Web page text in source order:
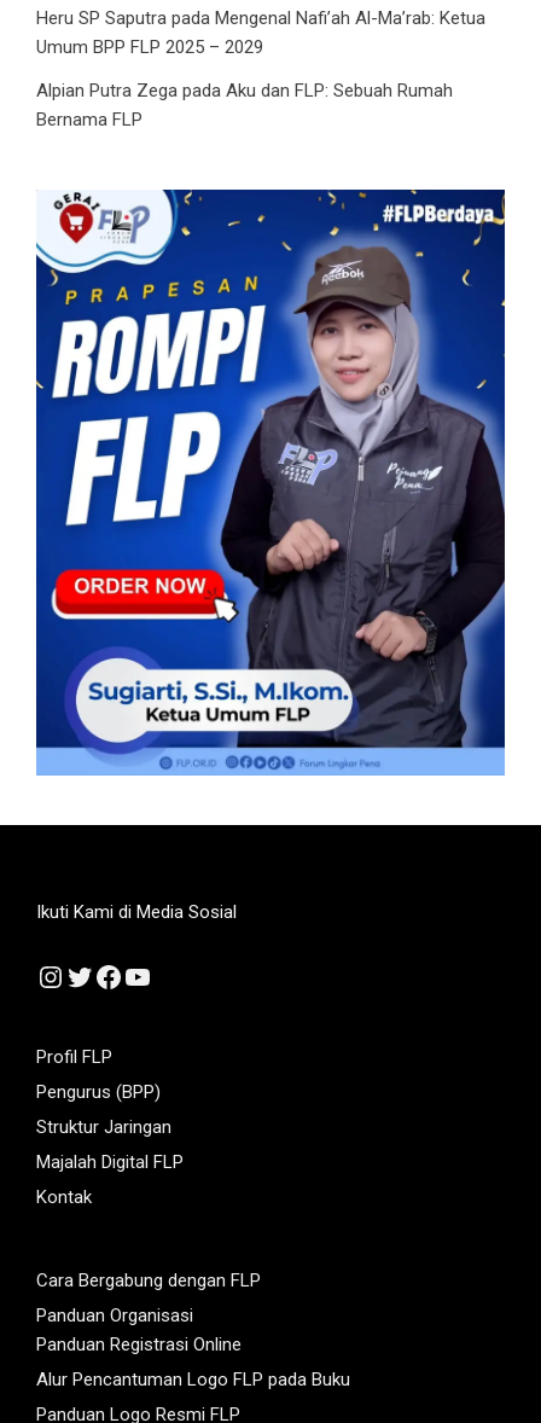
Heru SP Saputra pada Mengenal Nafi’ah Al-Ma’rab: Ketua
Umum BPP FLP 2025 – 2029
Alpian Putra Zega pada Aku dan FLP: Sebuah Rumah
Bernama FLP
Ikuti Kami di Media Sosial
Instagram
Twitter
Facebook
YouTube
Profil FLP
Pengurus (BPP)
Struktur Jaringan
Majalah Digital FLP
Kontak
Cara Bergabung dengan FLP
Panduan Organisasi
Panduan Registrasi Online
Alur Pencantuman Logo FLP pada Buku
Panduan Logo Resmi FLP